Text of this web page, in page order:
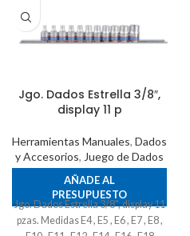
Jgo. Dados Estrella 3/8″,
display 11 p
Herramientas Manuales, Dados
y Accesorios, Juego de Dados
AÑADE AL
PRESUPUESTO
Jgo. Dados Estrella 3/8", display 11
pzas. Medidas E4 , E5 , E6 , E7 , E8 ,